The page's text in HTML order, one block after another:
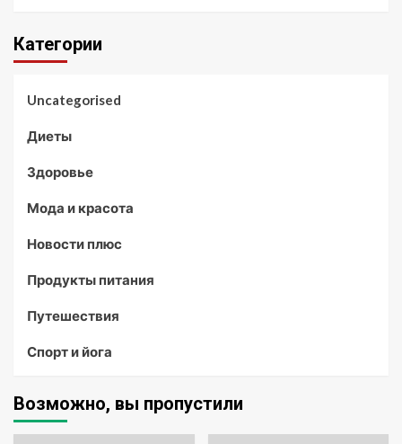
Категории
Uncategorised
Диеты
Здоровье
Мода и красота
Новости плюс
Продукты питания
Путешествия
Спорт и йога
Возможно, вы пропустили